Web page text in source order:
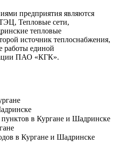
предприятия являются
Тепловые сети,
тепловые
источник теплоснабжения,
работы единой
ПАО «КГК».
в Кургане и Шадринске
в Кургане и Шадринске